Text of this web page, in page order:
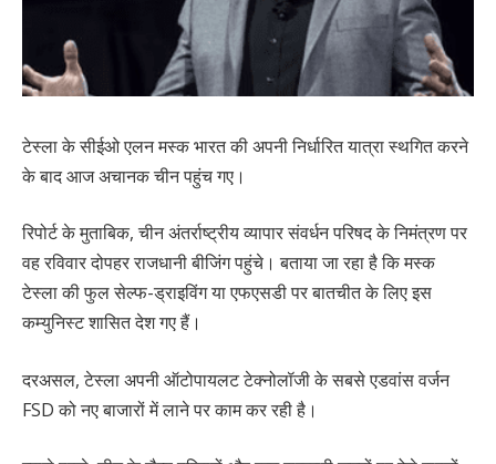
टेस्ला के सीईओ एलन मस्क भारत की अपनी निर्धारित यात्रा स्थगित करने
के बाद आज अचानक चीन पहुंच गए।
रिपोर्ट के मुताबिक, चीन अंतर्राष्ट्रीय व्यापार संवर्धन परिषद के निमंत्रण पर
वह रविवार दोपहर राजधानी बीजिंग पहुंचे। बताया जा रहा है कि मस्क
टेस्ला की फुल सेल्फ-ड्राइविंग या एफएसडी पर बातचीत के लिए इस
कम्युनिस्ट शासित देश गए हैं।
दरअसल, टेस्ला अपनी ऑटोपायलट टेक्नोलॉजी के सबसे एडवांस वर्जन
FSD को नए बाजारों में लाने पर काम कर रही है।